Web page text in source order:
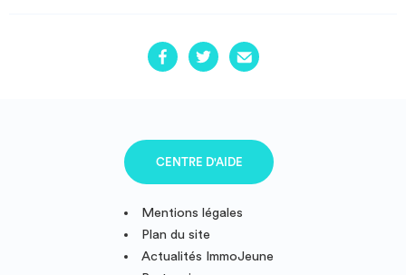
Mentions légales
Plan du site
Actualités ImmoJeune
CENTRE D'AIDE